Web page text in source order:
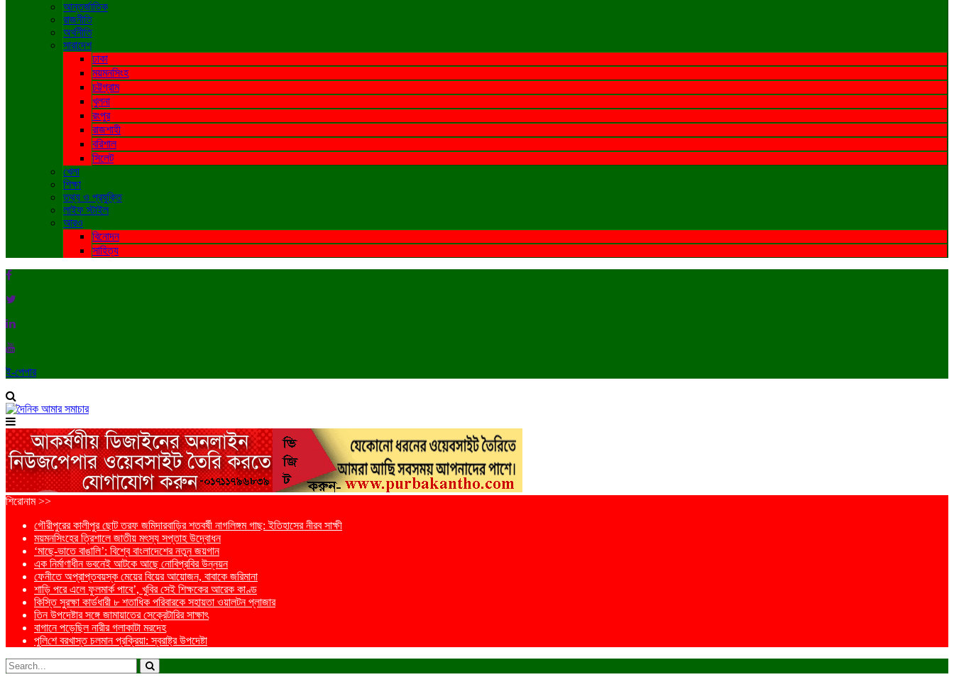
আন্তর্জাতিক
রাজনীতি
অর্থনীতি
সারাদেশ
ঢাকা
ময়মনসিংহ
চট্টগ্রাম
খুলনা
রংপুর
রাজশাহী
বরিশাল
সিলেট
খেলা
শিক্ষা
তথ্য ও প্রযুক্তি
লাইফ স্টাইল
আরও
বিনোদন
সাহিত্য
ই-পেপার
শিরোনাম >>
গৌরীপুরের কালীপুর ছোট তরফ জমিদারবাড়ির শতবর্ষী নাগলিঙ্গম গাছ: ইতিহাসের নীরব সাক্ষী
ময়মনসিংহের ত্রিশালে জাতীয় মৎস্য সপ্তাহ উদ্বোধন
‘মাছে-ভাতে বাঙালি’: বিশ্বে বাংলাদেশের নতুন জয়গান
এক নির্মাণাধীন ভবনেই আটকে আছে নোবিপ্রবির উন্নয়ন
ফেনীতে অপ্রাপ্তবয়স্ক মেয়ের বিয়ের আয়োজন, বাবাকে জরিমানা
শাড়ি পরে এলে ফুলমার্ক পাবে’, খুবির সেই শিক্ষকের আরেক কাণ্ড
কিস্তি সুরক্ষা কার্ডধারী ৮ শতাধিক পরিবারকে সহায়তা ওয়ালটন প্লাজার
তিন উপদেষ্টার সঙ্গে জামায়াতের সেক্রেটারির সাক্ষাৎ
বাগানে পড়েছিল নারীর গলাকাটা মরদেহ
পু‌লি‌শে বরখাস্ত চলমান প্রক্রিয়া: স্বরাষ্ট্র উপদেষ্টা